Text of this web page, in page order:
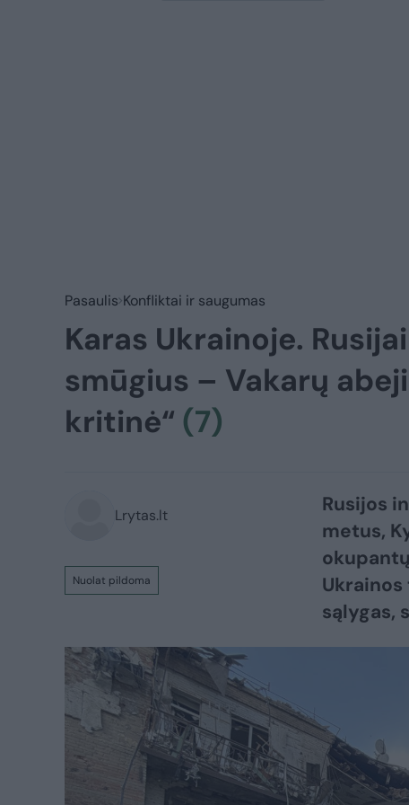
Pasaulis Konfliktai ir saugumas
Karas Ukrainoje.
smūgius – Vakarų
kritinė“ (7)
Lrytas.lt
Nuolat pildoma
Rusijos
metus,
sąlygas,